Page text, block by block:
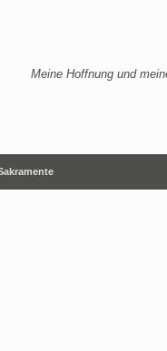
Meine Hoffnung und